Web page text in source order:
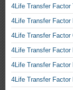
4Life Transfer Factor
4Life Transfer
4Life Transfer Factor
4Life Transfer Factor
4Life Transfer Factor
4Life Transfer Factor